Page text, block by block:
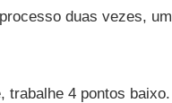
duas vezes, um
trabalhe 4 pontos baixo.